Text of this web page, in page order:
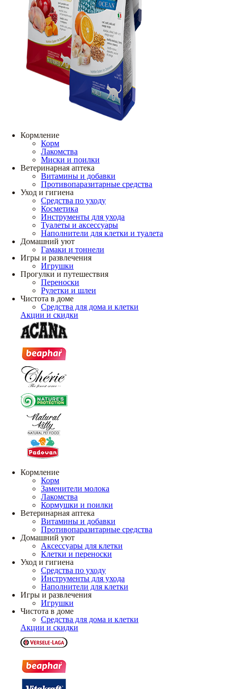
Кормление
Корм
Лакомства
Миски и поилки
Ветеринарная аптека
Витамины и добавки
Противопаразитарные средства
Уход и гигиена
Средства по уходу
Косметика
Инструменты для ухода
Туалеты и аксессуары
Наполнители для клетки и туалета
Домашний уют
Гамаки и тоннели
Игры и развлечения
Игрушки
Прогулки и путешествия
Переноски
Рулетки и шлеи
Чистота в доме
Средства для дома и клетки
Акции и скидки
Кормление
Корм
Заменители молока
Лакомства
Кормушки и поилки
Ветеринарная аптека
Витамины и добавки
Противопаразитарные средства
Домашний уют
Аксессуары для клетки
Клетки и переноски
Уход и гигиена
Средства по уходу
Инструменты для ухода
Наполнители для клетки
Игры и развлечения
Игрушки
Чистота в доме
Средства для дома и клетки
Акции и скидки